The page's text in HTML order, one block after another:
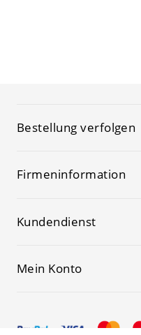
Bestellung verfolgen
Firmeninformation
Kundendienst
Mein Konto